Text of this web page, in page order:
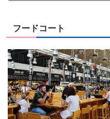
フードコート